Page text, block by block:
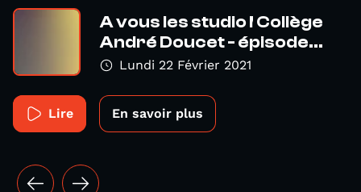
A vous les studio ! Collège
André Doucet - épisode...
Lundi 22 Février 2021
Lire En savoir plus